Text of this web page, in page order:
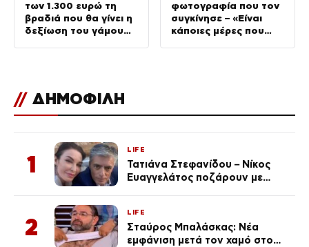
των 1.300 ευρώ τη
βραδιά που θα γίνει η
δεξίωση του γάμου
φωτογραφία που τον
συγκίνησε – «Είναι
κάποιες μέρες που
// ΔΗΜΟΦΙΛΗ
1
LIFE
Τατιάνα Στεφανίδου – Νίκος
Ευαγγελάτος ποζάρουν με
2
LIFE
Σταύρος Μπαλάσκας: Νέα
εμφάνιση μετά τον χαμό στο